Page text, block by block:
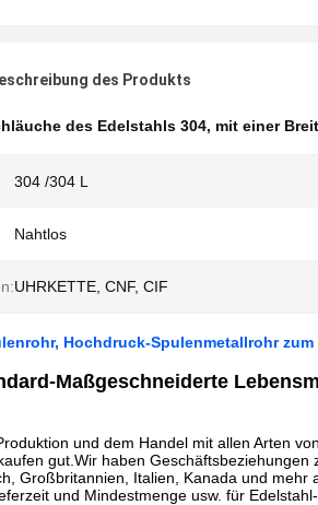
des Produkts
des Edelstahls 304, mit einer
304 /304 L
Nahtlos
UHRKETTE, CNF, CIF
Hochdruck-Spulenmetallrohr zum
Maßgeschneiderte
und dem Handel mit allen Arten
gut.Wir haben
Großbritannien, Italien, Kanada und
und Mindestmenge usw. für